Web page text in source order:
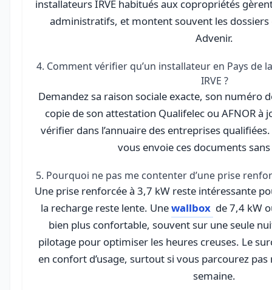
installateurs IRVE habitués aux copropriétés
administratifs, et montent souvent les
Advenir.
4. Comment vérifier qu’un installateur en Pays de
IRVE ?
Demandez sa raison sociale exacte, son numéro
copie de son attestation Qualifelec ou AFNOR à
vérifier dans l’annuaire des entreprises
vous envoie ces documents
5. Pourquoi ne pas me contenter d’une prise
Une prise renforcée à 3,7 kW reste intéressante
la recharge reste lente. Unewallbox de 7,4 kW
bien plus confortable, souvent sur une seule
pilotage pour optimiser les heures creuses. Le
en confort d’usage, surtout si vous parcourez
semaine.